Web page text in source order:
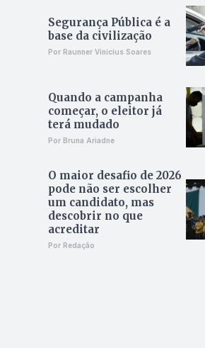
Segurança Pública é a
base da civilização
Por Raunner Vinícius Soares
Quando a campanha
começar, o eleitor já
terá mudado
Por Bruna Ariadne
O maior desafio de 2026
pode não ser escolher
um candidato, mas
descobrir no que
acreditar
Por Redação